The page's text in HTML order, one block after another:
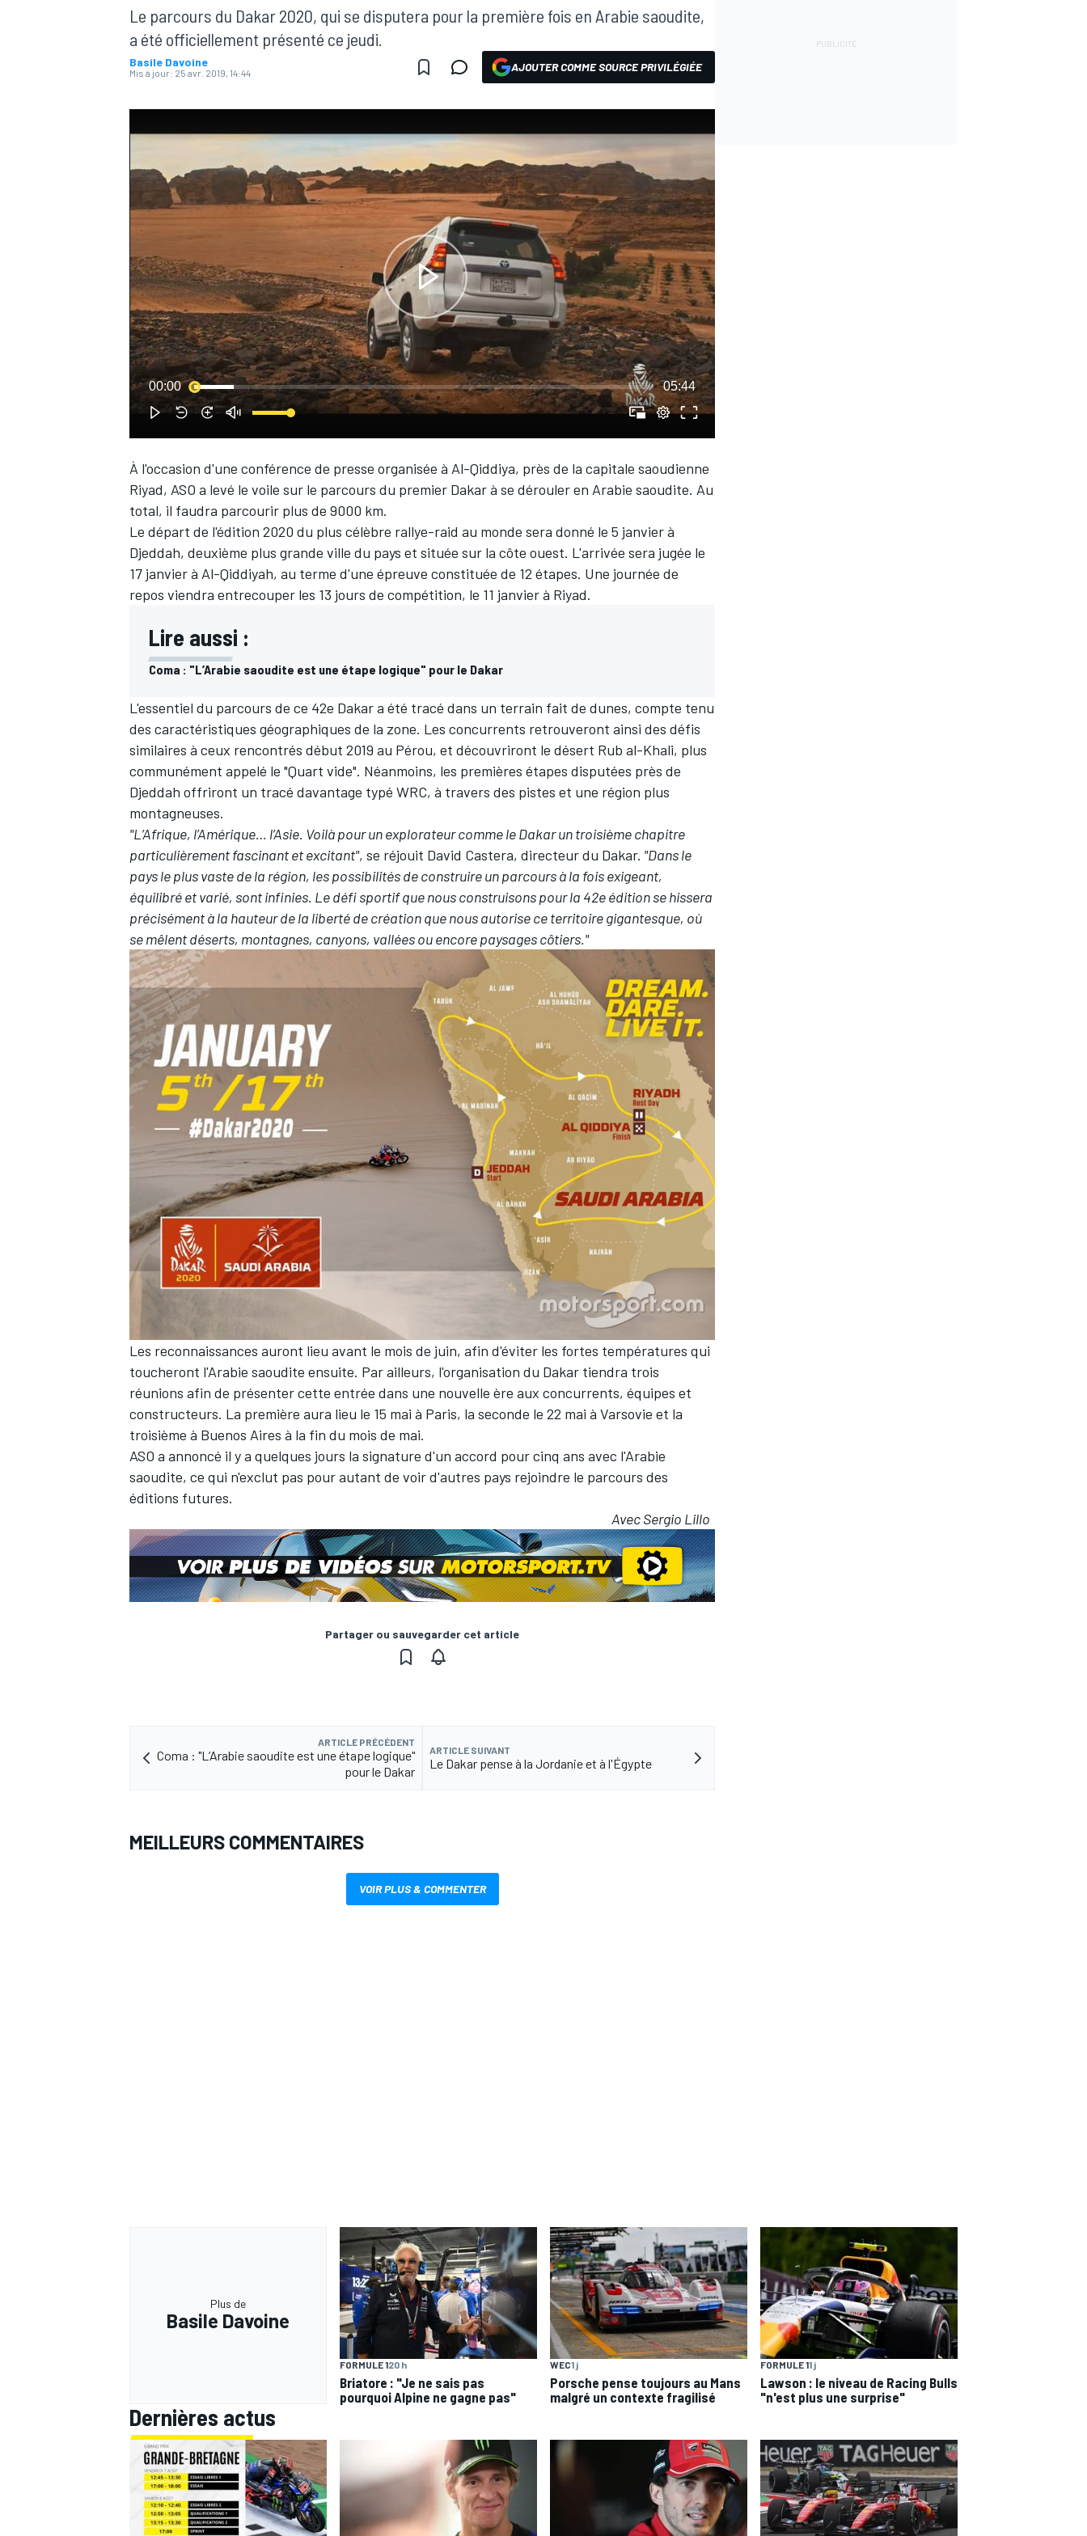
WRC
WEC
AUTRES CHAMPIONNATS
Le parcours du Dakar 2020, qui se disputera pour la première fois en Arabie saoudite,
a été officiellement présenté ce jeudi.
Basile Davoine
Mis à jour: 25 avr. 2019, 14:44 AJOUTER COMME SOURCE PRIVILÉGIÉE
00:00 05:44
À l'occasion d'une conférence de presse organisée à Al-Qiddiya, près de la capitale saoudienne
Riyad, ASO a levé le voile sur le parcours du premier Dakar à se dérouler en Arabie saoudite. Au
total, il faudra parcourir plus de 9000 km.
Le départ de l'édition 2020 du plus célèbre rallye-raid au monde sera donné le 5 janvier à
Djeddah, deuxième plus grande ville du pays et située sur la côte ouest. L'arrivée sera jugée le
17 janvier à Al-Qiddiyah, au terme d'une épreuve constituée de 12 étapes. Une journée de
repos viendra entrecouper les 13 jours de compétition, le 11 janvier à Riyad.
Lire aussi :
Coma : "L’Arabie saoudite est une étape logique" pour le Dakar
L'essentiel du parcours de ce 42e Dakar a été tracé dans un terrain fait de dunes, compte tenu
des caractéristiques géographiques de la zone. Les concurrents retrouveront ainsi des défis
similaires à ceux rencontrés début 2019 au Pérou, et découvriront le désert Rub al-Khali, plus
communément appelé le "Quart vide". Néanmoins, les premières étapes disputées près de
Djeddah offriront un tracé davantage typé WRC, à travers des pistes et une région plus
montagneuses.
"L’Afrique, l’Amérique… l’Asie. Voilà pour un explorateur comme le Dakar un troisième chapitre
particulièrement fascinant et excitant", se réjouit David Castera, directeur du Dakar. "Dans le
pays le plus vaste de la région, les possibilités de construire un parcours à la fois exigeant,
équilibré et varié, sont infinies. Le défi sportif que nous construisons pour la 42e édition se hissera
précisément à la hauteur de la liberté de création que nous autorise ce territoire gigantesque, où
se mêlent déserts, montagnes, canyons, vallées ou encore paysages côtiers."
Les reconnaissances auront lieu avant le mois de juin, afin d'éviter les fortes températures qui
toucheront l'Arabie saoudite ensuite. Par ailleurs, l'organisation du Dakar tiendra trois
réunions afin de présenter cette entrée dans une nouvelle ère aux concurrents, équipes et
constructeurs. La première aura lieu le 15 mai à Paris, la seconde le 22 mai à Varsovie et la
troisième à Buenos Aires à la fin du mois de mai.
ASO a annoncé il y a quelques jours la signature d'un accord pour cinq ans avec l'Arabie
saoudite, ce qui n'exclut pas pour autant de voir d'autres pays rejoindre le parcours des
éditions futures.
Avec Sergio Lillo
Partager ou sauvegarder cet article
ARTICLE PRÉCÉDENT
Coma : "L’Arabie saoudite est une étape logique"
pour le Dakar
ARTICLE SUIVANT
Le Dakar pense à la Jordanie et à l'Égypte
MEILLEURS COMMENTAIRES
VOIR PLUS & COMMENTER
Plus de
Basile Davoine
FORMULE 120 h
Briatore : "Je ne sais pas
pourquoi Alpine ne gagne pas"
WEC1 j
Porsche pense toujours au Mans
malgré un contexte fragilisé
FORMULE 11 j
Lawson : le niveau de Racing Bulls
"n'est plus une surprise"
Dernières actus